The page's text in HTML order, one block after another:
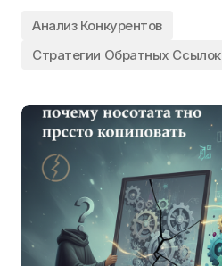
Анализ Конкурентов
Стратегии Обратных Ссылок